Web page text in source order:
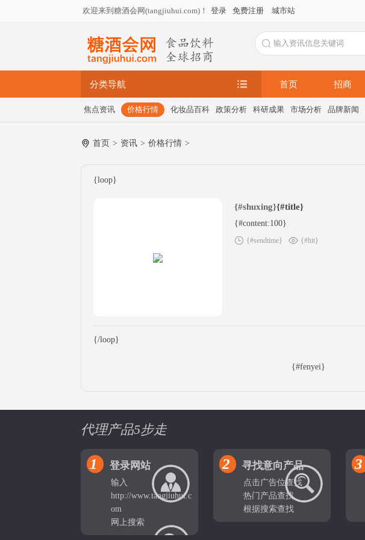
欢迎来到糖酒会网(tangjiuhui.com)！ 登录 免费注册 城市站
分类导航 首页 招商
网刊 行情 问答
焦点资讯 价格行情 化妆品百科 政策分析 科研成果 市场分析 品牌新闻
首页 > 资讯 > 价格行情 >
{loop}
{#shuxing}{#title}
{#content:100}
{#sendtime} {#hit}
{/loop}
{#fenyei}
代理产品5步走
1 登录网站
输入
http://www.tangjiuhui.c
om
网上搜索
2 寻找意向产品
点击广告位查找
热门产品查找
根据搜索查找
3